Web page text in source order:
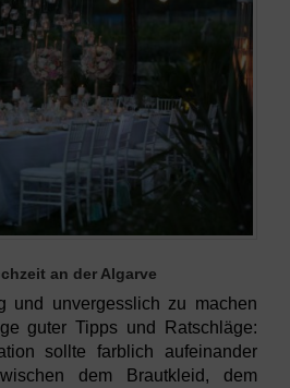
an der Algarve
und unvergesslich zu machen
guter Tipps und Ratschläge:
sollte farblich aufeinander
dem Brautkleid, dem